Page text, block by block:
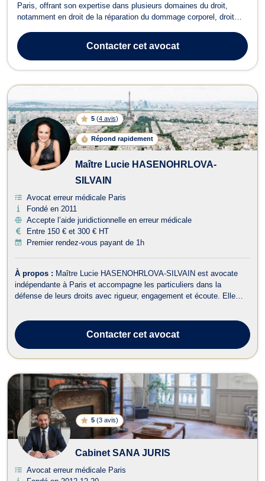
Paris, offrant son expertise dans plusieurs domaines du droit,
notamment en droit de la réparation du dommage corporel, droit
réparation du dommage corporel, Maître ADAMIDES intervient
dans des cas d'accidents de l...
Contactercet avocat
5 (4 avis)
Répond rapidement
Maître Lucie HASENOHRLOVA-
SILVAIN
Avocat erreur médicale Paris
Fondé en 2011
Accepte l’aide juridictionnelle en erreur médicale
Entre 150 € et 300 € HT
Premier rendez-vous payant de 1h
À propos : Maître Lucie HASENOHRLOVA-SILVAIN est avocate
indépendante à Paris et accompagne les particuliers dans la
défense de leurs droits avec rigueur, engagement et écoute. Elle
soit amiable ou contentieuse. ...
Contactercet avocat
5 (3 avis)
Cabinet SANA JURIS
Avocat erreur médicale Paris